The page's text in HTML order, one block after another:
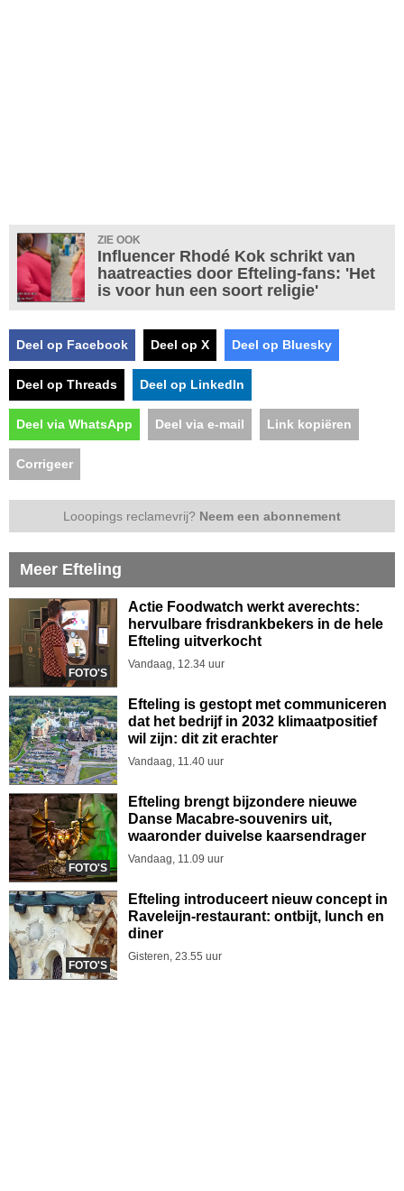
ZIE OOK
Influencer Rhodé Kok schrikt van
haatreacties door Efteling-fans: 'Het
is voor hun een soort religie'
Deel op Facebook Deel op X Deel op Bluesky
Deel op Threads Deel op LinkedIn
Deel via WhatsApp Deel via e-mail Link kopiëren
Corrigeer
Looopings reclamevrij? Neem een abonnement
Meer Efteling
FOTO'S
Actie Foodwatch werkt averechts:
hervulbare frisdrankbekers in de hele
Efteling uitverkocht
Vandaag, 12.34 uur
Efteling is gestopt met communiceren
dat het bedrijf in 2032 klimaatpositief
wil zijn: dit zit erachter
Vandaag, 11.40 uur
FOTO'S
Efteling brengt bijzondere nieuwe
Danse Macabre-souvenirs uit,
waaronder duivelse kaarsendrager
Vandaag, 11.09 uur
FOTO'S
Efteling introduceert nieuw concept in
Raveleijn-restaurant: ontbijt, lunch en
diner
Gisteren, 23.55 uur